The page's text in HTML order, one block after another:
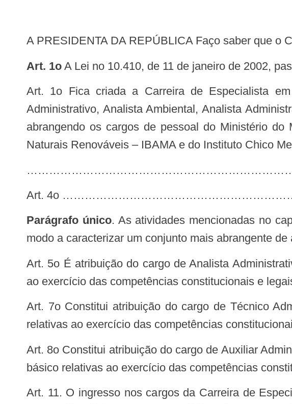
A PRESIDENTA DA REPÚBLICA Faço saber que
Art. 1o A Lei no 10.410, de 11 de janeiro de 2002,
Administrativo, Analista Ambiental, Analista
abrangendo os cargos de pessoal do Ministério
Naturais Renováveis – IBAMA e do Instituto Chico
Art. 4o
Parágrafo único. As atividades mencionadas no
modo a caracterizar um conjunto mais abrangente
ao exercício das competências constitucionais e
relativas ao exercício das competências
básico relativas ao exercício das competências